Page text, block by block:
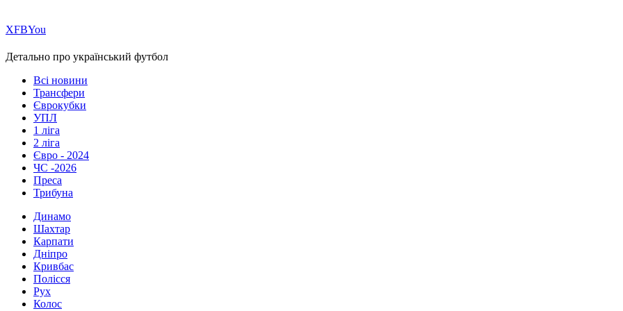
ХFBYou
Детально про український футбол
Всі новини
Трансфери
Єврокубки
УПЛ
1 ліга
2 ліга
Євро - 2024
ЧС -2026
Преса
Трибуна
Динамо
Шахтар
Карпати
Дніпро
Кривбас
Полісся
Рух
Колос